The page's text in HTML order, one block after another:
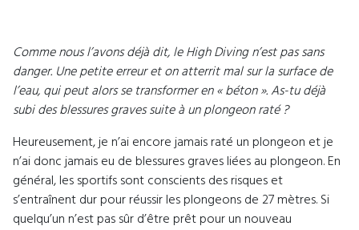
Comme nous l’avons déjà dit, le High Diving n’est pas sans
danger. Une petite erreur et on atterrit mal sur la surface de
l’eau, qui peut alors se transformer en « béton ». As-tu déjà
subi des blessures graves suite à un plongeon raté ?
Heureusement, je n’ai encore jamais raté un plongeon et je
n’ai donc jamais eu de blessures graves liées au plongeon. En
général, les sportifs sont conscients des risques et
s’entraînent dur pour réussir les plongeons de 27 mètres. Si
quelqu’un n’est pas sûr d’être prêt pour un nouveau